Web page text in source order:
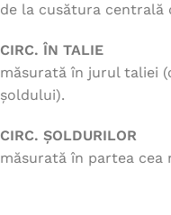
de la cusătura centrală
CIRC. ÎN TALIE
măsurată în jurul taliei
șoldului).
CIRC. ȘOLDURILOR
măsurată în partea cea